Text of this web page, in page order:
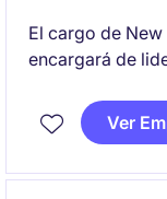
El cargo de
encargará de
Ver